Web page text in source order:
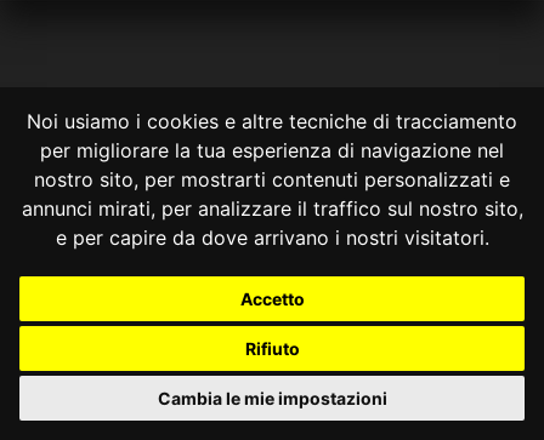
Noi usiamo i cookies e altre tecniche di tracciamento
per migliorare la tua esperienza di navigazione nel
nostro sito, per mostrarti contenuti personalizzati e
annunci mirati, per analizzare il traffico sul nostro sito,
e per capire da dove arrivano i nostri visitatori.
Accetto
Rifiuto
Cambia le mie impostazioni
CONSULTA ONLINE DAL 1995 -NOTE LEGALI
Consulta OnLine non ha prodotto e non è responsabile per i contenuti e
le informazioni legali di siti collegati.
costituisce una relazione di consulenza legale.
Nessuno deve confidare o agire in base alle informazioni disponibili in
info@giurcost.org| Giurisprudenza Costituzionale|
Consulta OnLine| @giurcost